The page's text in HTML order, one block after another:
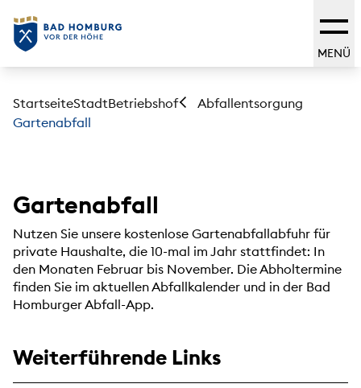
MENÜ
StartseiteStadtBetriebshof
Abfallentsorgung
Gartenabfall
Gartenabfall
Nutzen Sie unsere kostenlose Gartenabfallabfuhr für
private Haushalte, die 10-mal im Jahr stattfindet: In
den Monaten Februar bis November. Die Abholtermine
finden Sie im aktuellen Abfallkalender und in der Bad
Homburger Abfall-App.
Weiterführende Links